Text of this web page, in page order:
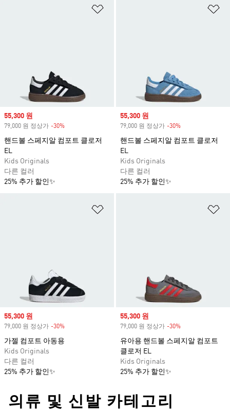
Sale price
55,300 원
79,000 원 정상가 -30%
핸드볼 스페지알 컴포트 클로저
EL
Kids Originals
다른 컬러
25% 추가 할인✨
Sale price
55,300 원
79,000 원 정상가 -30%
핸드볼 스페지알 컴포트 클로저
EL
Kids Originals
다른 컬러
25% 추가 할인✨
Sale price
55,300 원
79,000 원 정상가 -30%
가젤 컴포트 아동용
Kids Originals
다른 컬러
25% 추가 할인✨
Sale price
55,300 원
79,000 원 정상가 -30%
유아용 핸드볼 스페지알 컴포트
클로저 EL
Kids Originals
25% 추가 할인✨
의류 및 신발 카테고리